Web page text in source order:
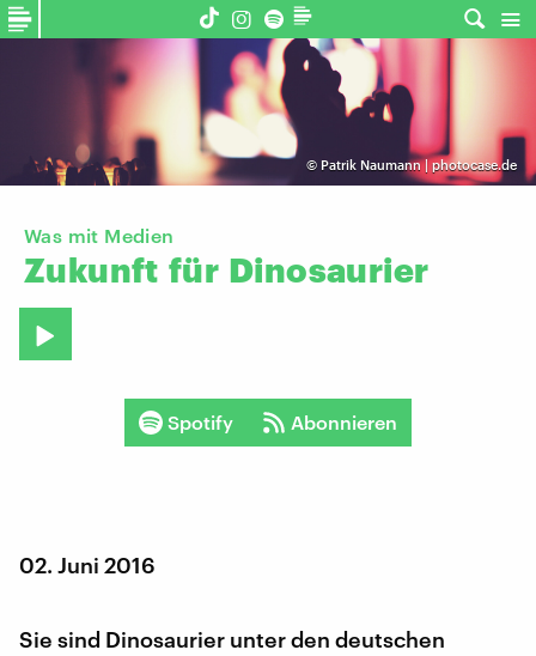
© Patrik Naumann | photocase.de
Was mit Medien
Zukunft für Dinosaurier
Spotify Abonnieren
02. Juni 2016
Sie sind Dinosaurier unter den deutschen